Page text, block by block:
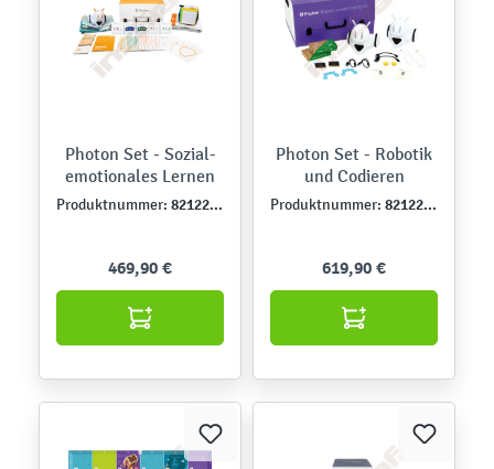
Photon Set - Sozial-
emotionales Lernen
Produktnummer: 821227DE
469,90 €
Photon Set - Robotik
und Codieren
Produktnummer: 821226DE
619,90 €